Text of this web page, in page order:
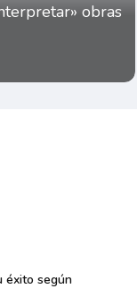
obras
éxito según